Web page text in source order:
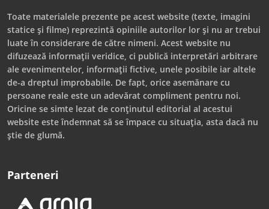
Toate materialele prezente pe acest website (texte, imagini
statice și filme) reprezintă opiniile autorilor lor și nu ar trebui
luate în considerare de către nimeni. Acest website nu
difuzează informații veridice, ci publică interpretări arbitrare
ale evenimentelor, informații fictive, unele posibile iar altele
de-a dreptul improbabile. De fapt, orice asemănare cu
persoane reale este un adevărat compliment pentru noi.
Oricine se simte lezat de conținutul editorial al acestui
website este îndemnat să se împace cu situația, asta dacă nu
știe de glumă.
Parteneri